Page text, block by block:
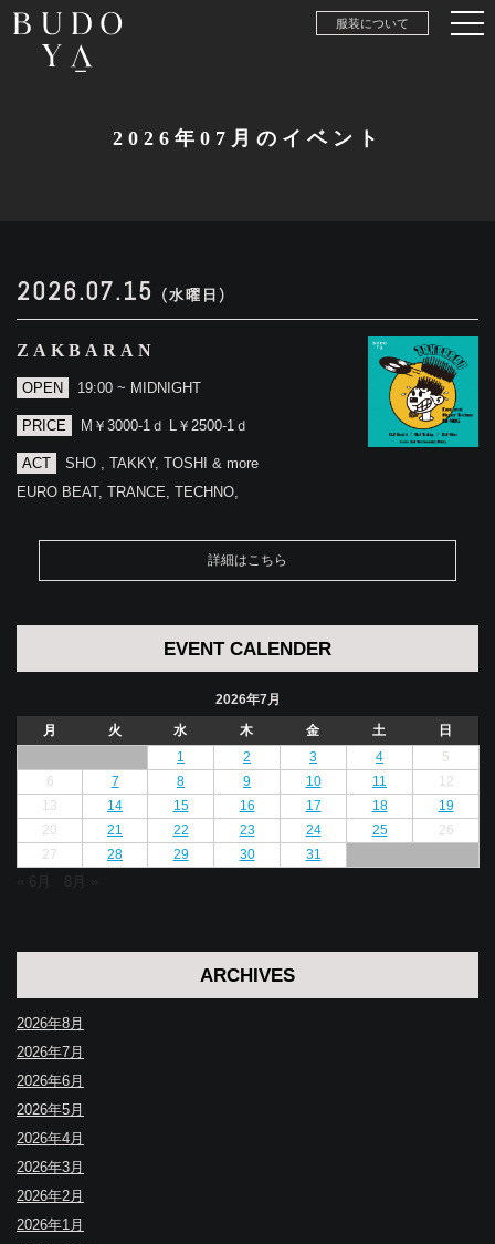
服装について
2026年07月のイベント
2026.07.15 (水曜日)
ZAKBARAN
OPEN 19:00 ~ MIDNIGHT
PRICE M￥3000-1ｄ L￥2500-1ｄ
ACT
SHO , TAKKY, TOSHI & more
EURO BEAT, TRANCE, TECHNO,
詳細はこちら
EVENT CALENDER
2026年7月
月
火 水 木 金 土
日
1
2 3 4
5
6
7 8 9 10 11
12
13
14 15 16 17 18
19
20
21 22 23 24 25
26
27
28 29 30 31
« 6月
ARCHIVES
2026年8月
2026年7月
2026年6月
2026年5月
2026年4月
2026年3月
2026年2月
2026年1月